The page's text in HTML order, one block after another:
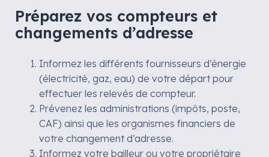
Préparez vos compteurs et
changements d’adresse
Informez les différents fournisseurs d’énergie
(électricité, gaz, eau) de votre départ pour
effectuer les relevés de compteur.
Prévenez les administrations (impôts, poste,
CAF) ainsi que les organismes financiers de
votre changement d’adresse.
Informez votre bailleur ou votre propriétaire